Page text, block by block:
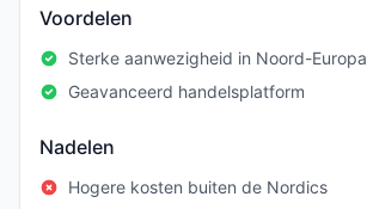
Voordelen
Sterke aanwezigheid in Noord-Europa
Geavanceerd handelsplatform
Nadelen
Hogere kosten buiten de Nordics